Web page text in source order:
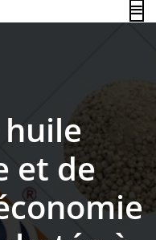
huile
et de